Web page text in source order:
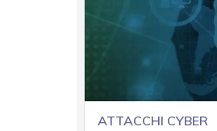
ATTACCHI CYBER